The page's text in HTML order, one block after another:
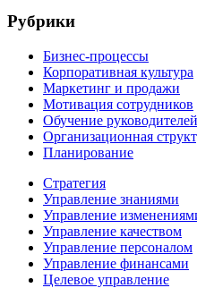
Рубрики
Бизнес-процессы
Корпоративная культура
Маркетинг и продажи
Мотивация сотрудников
Обучение руководителей
Организационная
Планирование
Стратегия
Управление знаниями
Управление
Управление качеством
Управление персоналом
Управление финансами
Целевое управление